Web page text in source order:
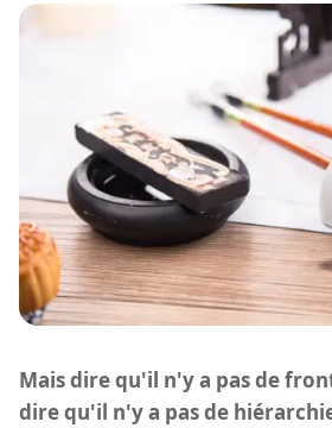
Mais dire qu'il n'y a pas de
dire qu'il n'y a pas de